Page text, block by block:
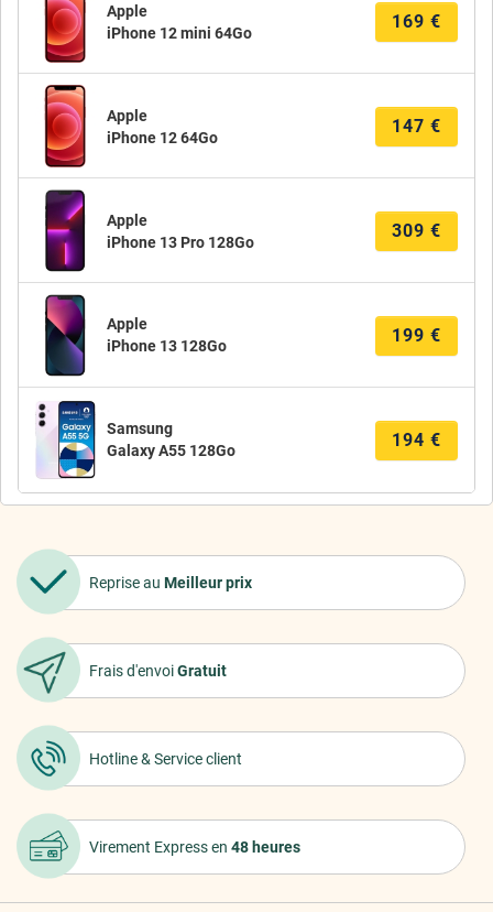
Apple
iPhone 12 mini 64Go
169 €
Apple
iPhone 12 64Go
147 €
Apple
iPhone 13 Pro 128Go
309 €
Apple
iPhone 13 128Go
199 €
Samsung
Galaxy A55 128Go
194 €
Reprise au Meilleur prix
Frais d'envoiGratuit
Hotline & Service client
Virement Expressen 48 heures